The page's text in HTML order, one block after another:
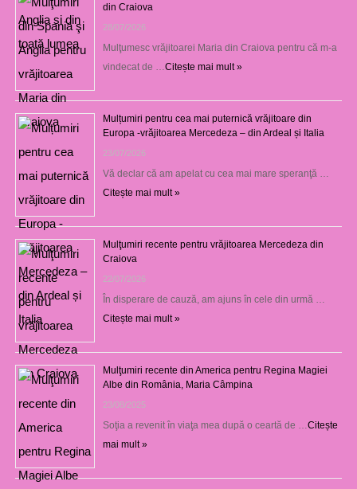
din Craiova
28/07/2026
Mulţumesc vrăjitoarei Maria din Craiova pentru că m-a
vindecat de … Citește mai mult »
Mulțumiri pentru cea mai puternică vrăjitoare din
Europa -vrăjitoarea Mercedeza – din Ardeal și Italia
23/07/2026
Vă declar că am apelat cu cea mai mare speranţă …
Citește mai mult »
Mulţumiri recente pentru vrăjitoarea Mercedeza din
Craiova
22/07/2026
În disperare de cauză, am ajuns în cele din urmă …
Citește mai mult »
Mulţumiri recente din America pentru Regina Magiei
Albe din România, Maria Câmpina
23/08/2025
Soţia a revenit în viaţa mea după o ceartă de … Citește
mai mult »